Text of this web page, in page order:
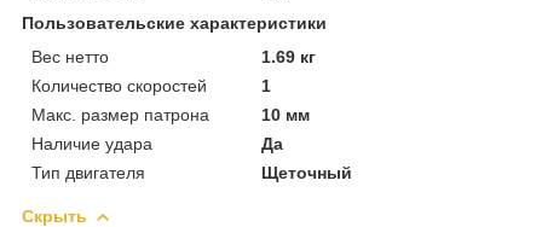
Пользовательские характеристики
Вес нетто
1.69 кг
Количество скоростей
1
Макс. размер патрона
10 мм
Наличие удара
Да
Тип двигателя
Щеточный
Скрыть